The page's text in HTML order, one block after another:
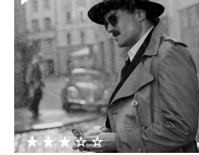
★★★★★
☆☆☆☆☆